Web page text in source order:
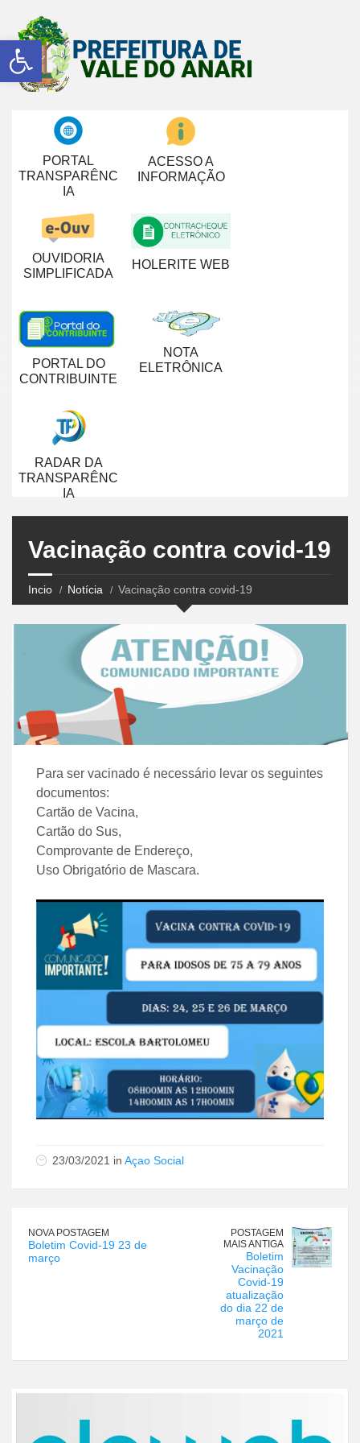
Abrir a barra de ferramentas
PORTAL
TRANSPARÊNC
IA
ACESSO A
INFORMAÇÃO
OUVIDORIA
SIMPLIFICADA
HOLERITE WEB
PORTAL DO
CONTRIBUINTE
NOTA
ELETRÔNICA
RADAR DA
TRANSPARÊNC
IA
Vacinação contra covid-19
Incio Notícia Vacinação contra covid-19
Para ser vacinado é necessário levar os seguintes
documentos:
Cartão de Vacina,
Cartão do Sus,
Comprovante de Endereço,
Uso Obrigatório de Mascara.
23/03/2021 in Açao Social
NOVA POSTAGEM
Boletim Covid-19 23 de
março
POSTAGEM
MAIS ANTIGA
Boletim
Vacinação
Covid-19
atualização
do dia 22 de
março de
2021